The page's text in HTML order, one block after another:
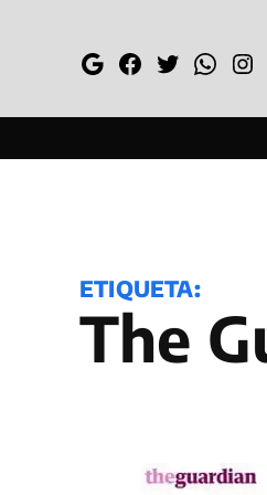
GoogleFacebook
Twitter
ETIQUETA:
The